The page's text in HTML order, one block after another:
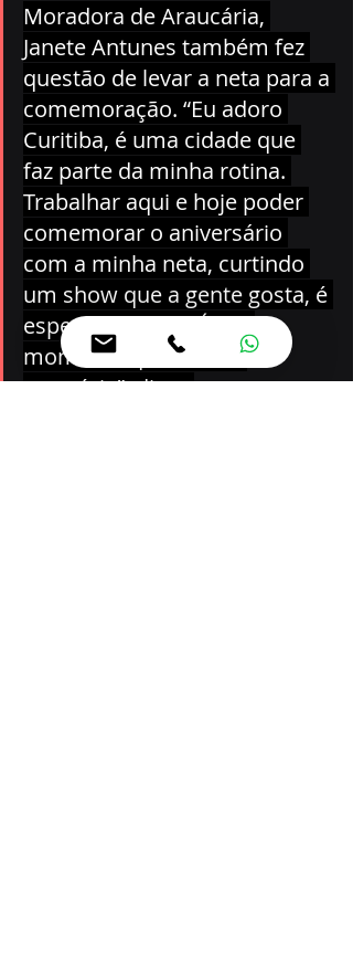
Moradora de Araucária,
Janete Antunes também fez
questão de levar a neta para a
comemoração. “Eu adoro
Curitiba, é uma cidade que
faz parte da minha rotina.
Trabalhar aqui e hoje poder
comemorar o aniversário
com a minha neta, curtindo
um show que a gente gosta, é
especial demais. É um
momento que fica na
memória”, disse.